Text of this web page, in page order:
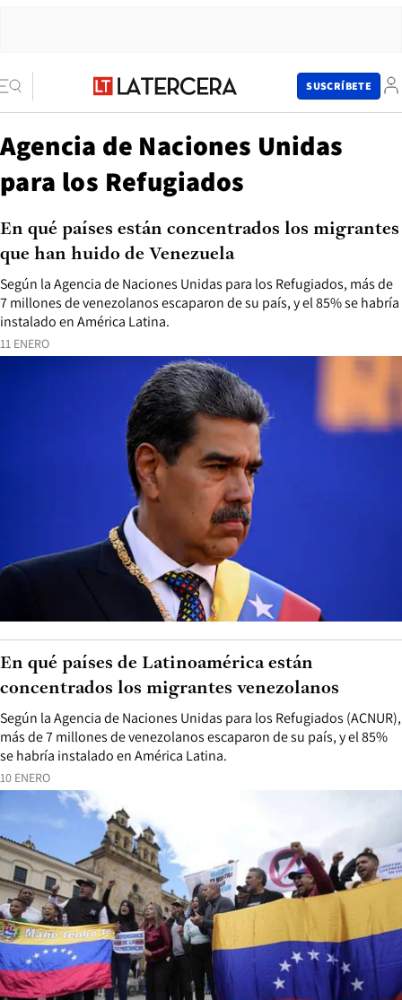
SUSCRÍBETE
Agencia de Naciones Unidas
para los Refugiados
11 ENERO
Según la Agencia de Naciones Unidas para los Refugiados, más de
7 millones de venezolanos escaparon de su país, y el 85% se habría
instalado en América Latina.
En qué países están concentrados los migrantes
que han huido de Venezuela
10 ENERO
Según la Agencia de Naciones Unidas para los Refugiados (ACNUR),
más de 7 millones de venezolanos escaparon de su país, y el 85%
se habría instalado en América Latina.
En qué países de Latinoamérica están
concentrados los migrantes venezolanos